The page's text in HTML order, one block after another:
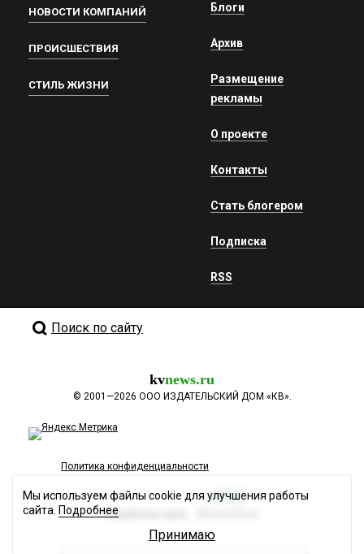
НОВОСТИ КОМПАНИЙ
ПРОИСШЕСТВИЯ
СТИЛЬ ЖИЗНИ
Блоги
Архив
Размещение
рекламы
О проекте
Контакты
Стать блогером
Подписка
RSS
Поиск по сайту
kvnews.ru
© 2001—2026 ООО ИЗДАТЕЛЬСКИЙ ДОМ «КВ».
Политика конфиденциальности
Разработка сайта
Мы используем файлы cookie для улучшения работы
сайта. Подробнее
Принимаю